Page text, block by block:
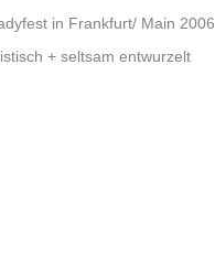
in Frankfurt/ Main 2006
+ seltsam entwurzelt